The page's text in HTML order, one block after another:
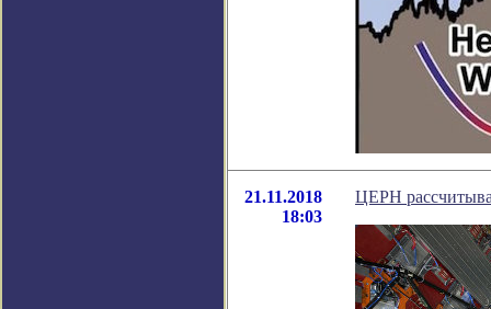
21.11.2018
18:03
ЦЕРН